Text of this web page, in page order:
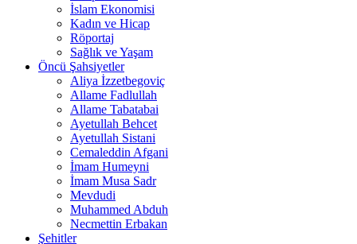
İslam Ekonomisi
Kadın ve Hicap
Röportaj
Sağlık ve Yaşam
Öncü Şahsiyetler
Aliya İzzetbegoviç
Allame Fadlullah
Allame Tabatabai
Ayetullah Behcet
Ayetullah Sistani
Cemaleddin Afgani
İmam Humeyni
İmam Musa Sadr
Mevdudi
Muhammed Abduh
Necmettin Erbakan
Şehitler